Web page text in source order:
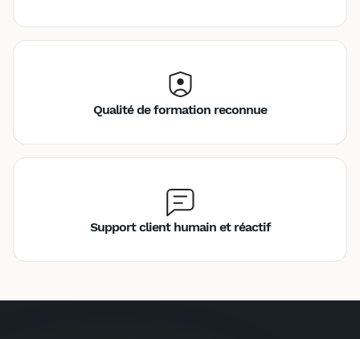
Qualité de formation reconnue
Support client humain et réactif